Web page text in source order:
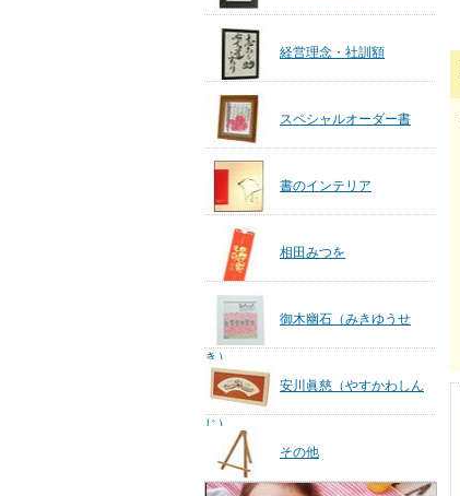
経営理念・社訓額
スペシャルオーダー書
書のインテリア
相田みつを
御木幽石（みきゆうせ
き）
安川眞慈（やすかわしん
じ）
その他